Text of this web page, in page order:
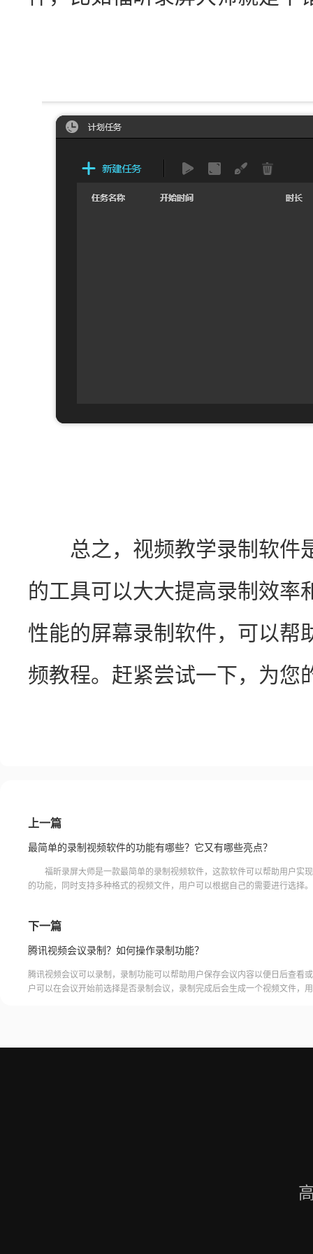
总之，视频教学录制软件
的工具可以大大提高录制效率
性能的屏幕录制软件，可以帮
频教程。赶紧尝试一下，为您
上一篇
最简单的录制视频软件的功能有哪些？它又有哪些亮点？
福昕录屏大师是一款最简单的录制视频软件，这款软件可以帮助用户实
的功能，同时支持多种格式的视频文件，用户可以根据自己的需要进行选择
下一篇
腾讯视频会议录制？如何操作录制功能？
腾讯视频会议可以录制，录制功能可以帮助用户保存会议内容以便日后查看
户可以在会议开始前选择是否录制会议，录制完成后会生成一个视频文件，